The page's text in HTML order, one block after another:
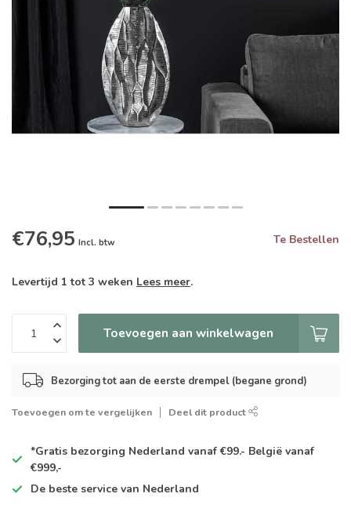
€76,95 Incl. btw Te Bestellen
Levertijd 1 tot 3 weken Lees meer.
Toevoegen aan winkelwagen
Bezorging tot aan de eerste drempel (begane grond)
Toevoegen om te vergelijken Deel dit product
*Gratis bezorging Nederland vanaf €99.- België vanaf
€999,-
De beste service van Nederland